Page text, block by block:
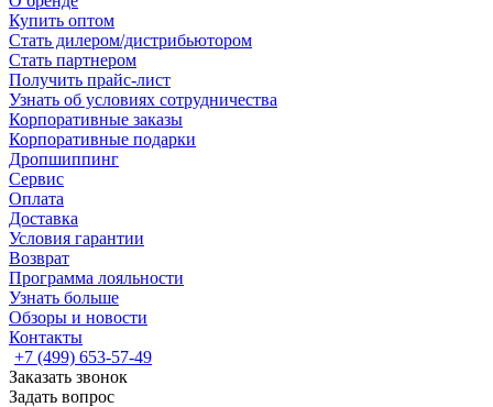
Купить оптом
Стать дилером/дистрибьютором
Стать партнером
Получить прайс-лист
Узнать об условиях сотрудничества
Корпоративные заказы
Корпоративные подарки
Дропшиппинг
Сервис
Оплата
Доставка
Условия гарантии
Возврат
Программа лояльности
Узнать больше
Обзоры и новости
Контакты
+7 (499) 653-57-49
Заказать звонок
Задать вопрос